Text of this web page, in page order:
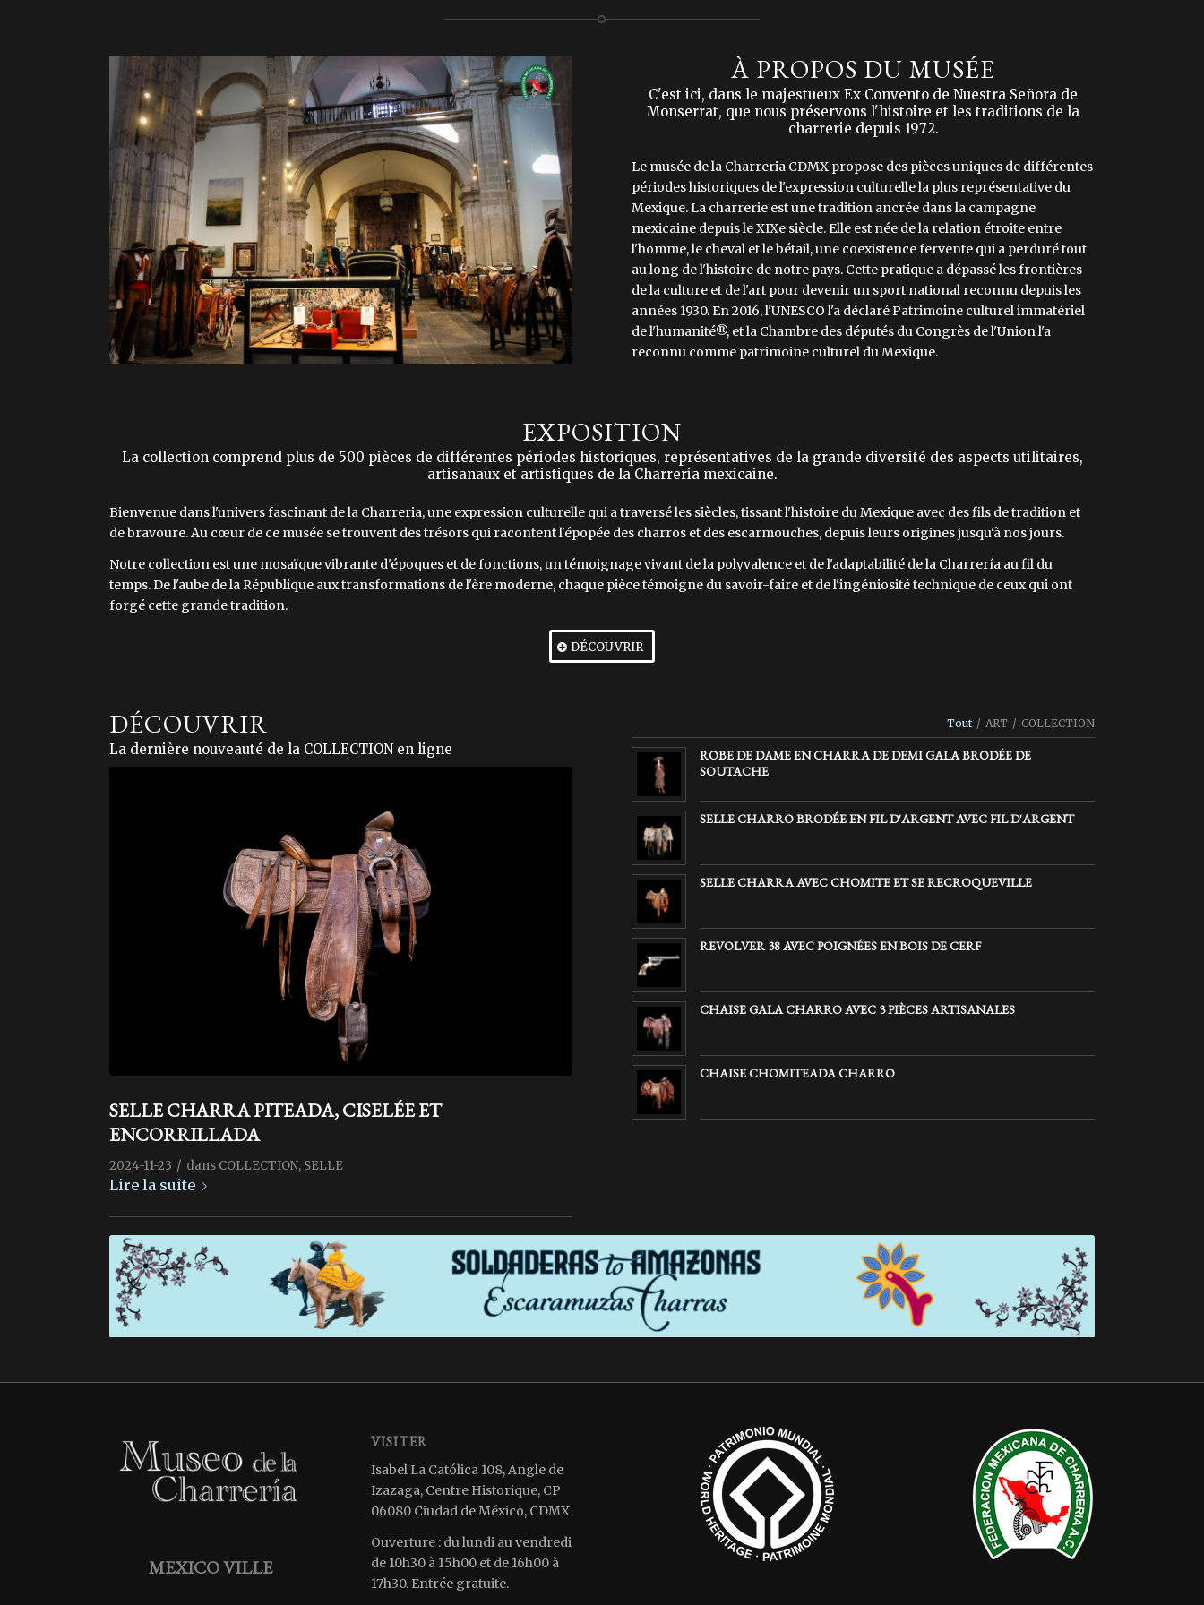
À PROPOS DU MUSÉE
C'est ici, dans le majestueux Ex Convento de Nuestra Señora de
Monserrat, que nous préservons l'histoire et les traditions de la
charrerie depuis 1972.
Le musée de la Charreria CDMX propose des pièces uniques de différentes
périodes historiques de l'expression culturelle la plus représentative du
Mexique. La charrerie est une tradition ancrée dans la campagne
mexicaine depuis le XIXe siècle. Elle est née de la relation étroite entre
l'homme, le cheval et le bétail, une coexistence fervente qui a perduré tout
au long de l'histoire de notre pays. Cette pratique a dépassé les frontières
de la culture et de l'art pour devenir un sport national reconnu depuis les
années 1930. En 2016, l'UNESCO l'a déclaré Patrimoine culturel immatériel
de l'humanité®, et la Chambre des députés du Congrès de l'Union l'a
reconnu comme patrimoine culturel du Mexique.
EXPOSITION
La collection comprend plus de 500 pièces de différentes périodes historiques, représentatives de la grande diversité des aspects utilitaires,
artisanaux et artistiques de la Charreria mexicaine.
Bienvenue dans l'univers fascinant de la Charreria, une expression culturelle qui a traversé les siècles, tissant l'histoire du Mexique avec des fils de tradition et
de bravoure. Au cœur de ce musée se trouvent des trésors qui racontent l'épopée des charros et des escarmouches, depuis leurs origines jusqu'à nos jours.
Notre collection est une mosaïque vibrante d'époques et de fonctions, un témoignage vivant de la polyvalence et de l'adaptabilité de la Charrería au fil du
temps. De l'aube de la République aux transformations de l'ère moderne, chaque pièce témoigne du savoir-faire et de l'ingéniosité technique de ceux qui ont
forgé cette grande tradition.
DÉCOUVRIR
DÉCOUVRIR
La dernière nouveauté de la COLLECTION en ligne
SELLE CHARRA PITEADA, CISELÉE ET
ENCORRILLADA
2024-11-23 / dans COLLECTION, SELLE
Lire la suite
Tout / ART / COLLECTION
ROBE DE DAME EN CHARRA DE DEMI GALA BRODÉE DE
SOUTACHE
SELLE CHARRO BRODÉE EN FIL D'ARGENT AVEC FIL D'ARGENT
SELLE CHARRA AVEC CHOMITE ET SE RECROQUEVILLE
REVOLVER 38 AVEC POIGNÉES EN BOIS DE CERF
CHAISE GALA CHARRO AVEC 3 PIÈCES ARTISANALES
CHAISE CHOMITEADA CHARRO
MEXICO VILLE
VISITER
Isabel La Católica 108, Angle de
Izazaga, Centre Historique, CP
06080 Ciudad de México, CDMX
Ouverture : du lundi au vendredi
de 10h30 à 15h00 et de 16h00 à
17h30. Entrée gratuite.